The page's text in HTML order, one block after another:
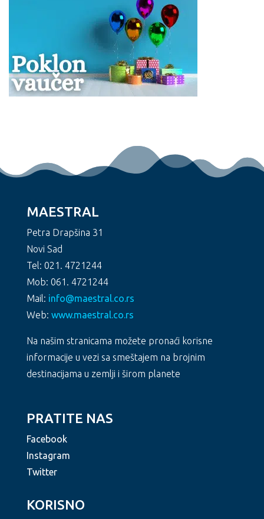
MAESTRAL
Petra Drapšina 31
Novi Sad
Tel: 021. 4721244
Mob: 061. 4721244
Mail: info@maestral.co.rs
Web: www.maestral.co.rs
Na našim stranicama možete pronaći korisne
informacije u vezi sa smeštajem na brojnim
destinacijama u zemlji i širom planete
PRATITE NAS
Facebook
Instagram
Twitter
KORISNO